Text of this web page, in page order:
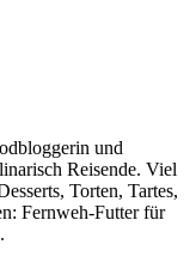
und
Reisende. Viel
Torten, Tartes,
Fernweh-Futter für